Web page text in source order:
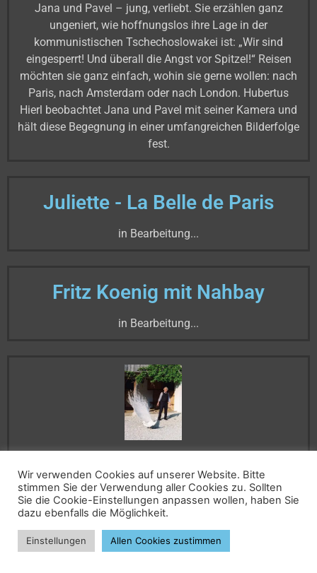
Jana und Pavel – jung, verliebt. Sie erzählen ganz
ungeniert, wie hoffnungslos ihre Lage in der
kommunistischen Tschechoslowakei ist: „Wir sind
eingesperrt! Und überall die Angst vor Spitzel!“ Reisen
möchten sie ganz einfach, wohin sie gerne wollen: nach
Paris, nach Amsterdam oder nach London. Hubertus
Hierl beobachtet Jana und Pavel mit seiner Kamera und
hält diese Begegnung in einer umfangreichen Bilderfolge
fest.
Juliette - La Belle de Paris
in Bearbeitung...
Fritz Koenig mit Nahbay
in Bearbeitung...
Am 7. August 1966 gelang es dem Fotografen Hubertus
Hierl im südfranzösischen Fréjus 100 Porträtaufnahmen
von Pablo Picasso zu machen - die umfassendste und
zugleich auch letzte ausführliche Dokumentation
Wir verwenden Cookies auf unserer Website. Bitte
stimmen Sie der Verwendung aller Cookies zu. Sollten
Sie die Cookie-Einstellungen anpassen wollen, haben Sie
dazu ebenfalls die Möglichkeit.
Einstellungen Allen Cookies zustimmen